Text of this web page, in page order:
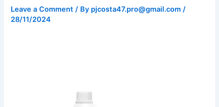
Leave a Comment / By pjcosta47.pro@gmail.com/
28/11/2024